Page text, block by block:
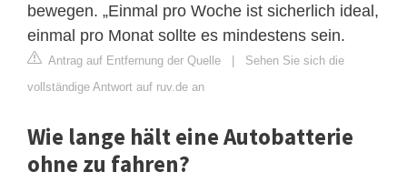
bewegen. „Einmal pro Woche ist sicherlich ideal,
einmal pro Monat sollte es mindestens sein.
Antrag auf Entfernung der Quelle | Sehen Sie sich die
vollständige Antwort auf ruv.de an
Wie lange hält eine Autobatterie
ohne zu fahren?